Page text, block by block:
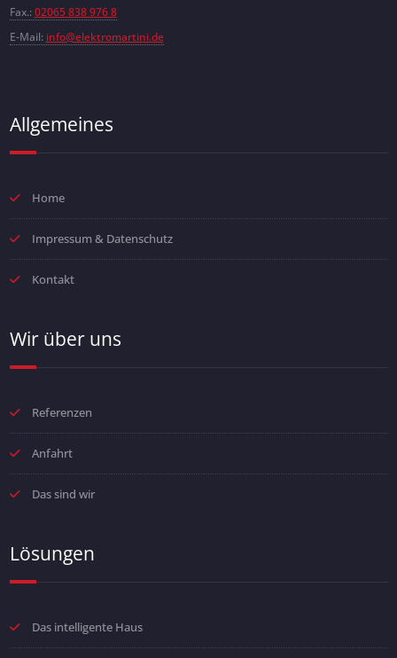
Fax.: 02065 838 976 8
E-Mail: info@elektromartini.de
Allgemeines
Home
Impressum & Datenschutz
Kontakt
Wir über uns
Referenzen
Anfahrt
Das sind wir
Lösungen
Das intelligente Haus